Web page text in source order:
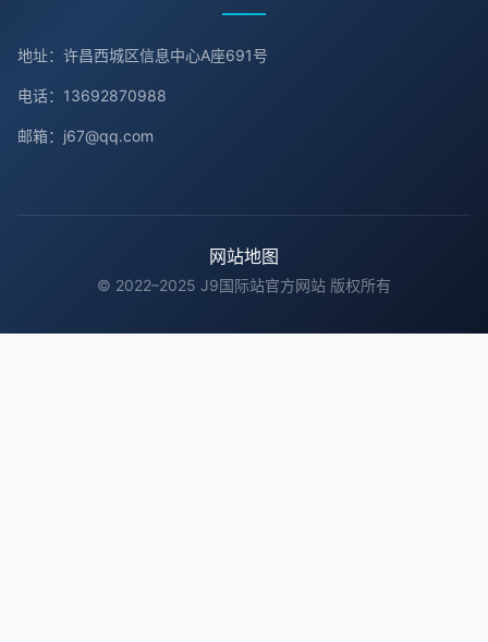
地址：许昌西城区信息中心A座691号
电话：13692870988
邮箱：j67@qq.com
网站地图
© 2022–2025 J9国际站官方网站 版权所有